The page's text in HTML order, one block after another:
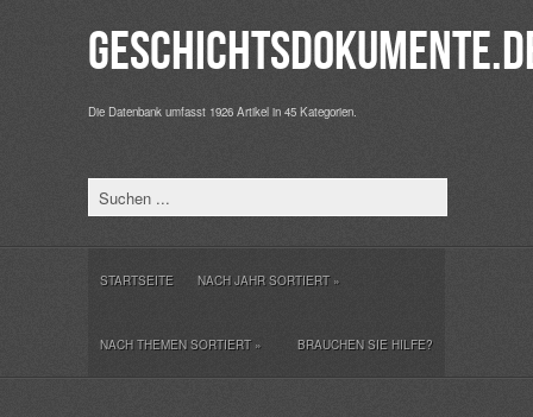
Die Datenbank umfasst 1926 Artikel in 45 Kategorien.
STARTSEITE NACH JAHR SORTIERT»
NACH THEMEN SORTIERT» BRAUCHEN SIE HILFE?